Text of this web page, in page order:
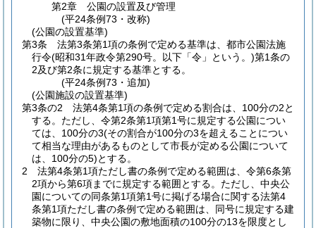
第2章
公園の設置及び管理
(平24条例73・改称)
(公園の設置基準)
第3条
法第3条第1項の条例で定める基準は、都市公園法施
行令(昭和31年政令第290号。以下「令」という。)第1条の
2及び第2条に規定する基準とする。
(平24条例73・追加)
(公園施設の設置基準)
第3条の2
法第4条第1項の条例で定める割合は、100分の2と
する。 ただし、令第2条第1項第1号に規定する公園につい
ては、100分の3(その割合が100分の3を超えることについ
て相当な理由があるものとして市長が定める公園について
は、100分の5)とする。
2
法第4条第1項ただし書の条例で定める範囲は、令第6条第
2項から第6項までに規定する範囲とする。 ただし、中央公
園についての同条第1項第1号に掲げる場合に関する法第4
条第1項ただし書の条例で定める範囲は、同号に規定する建
築物に限り、中央公園の敷地面積の100分の13を限度とし